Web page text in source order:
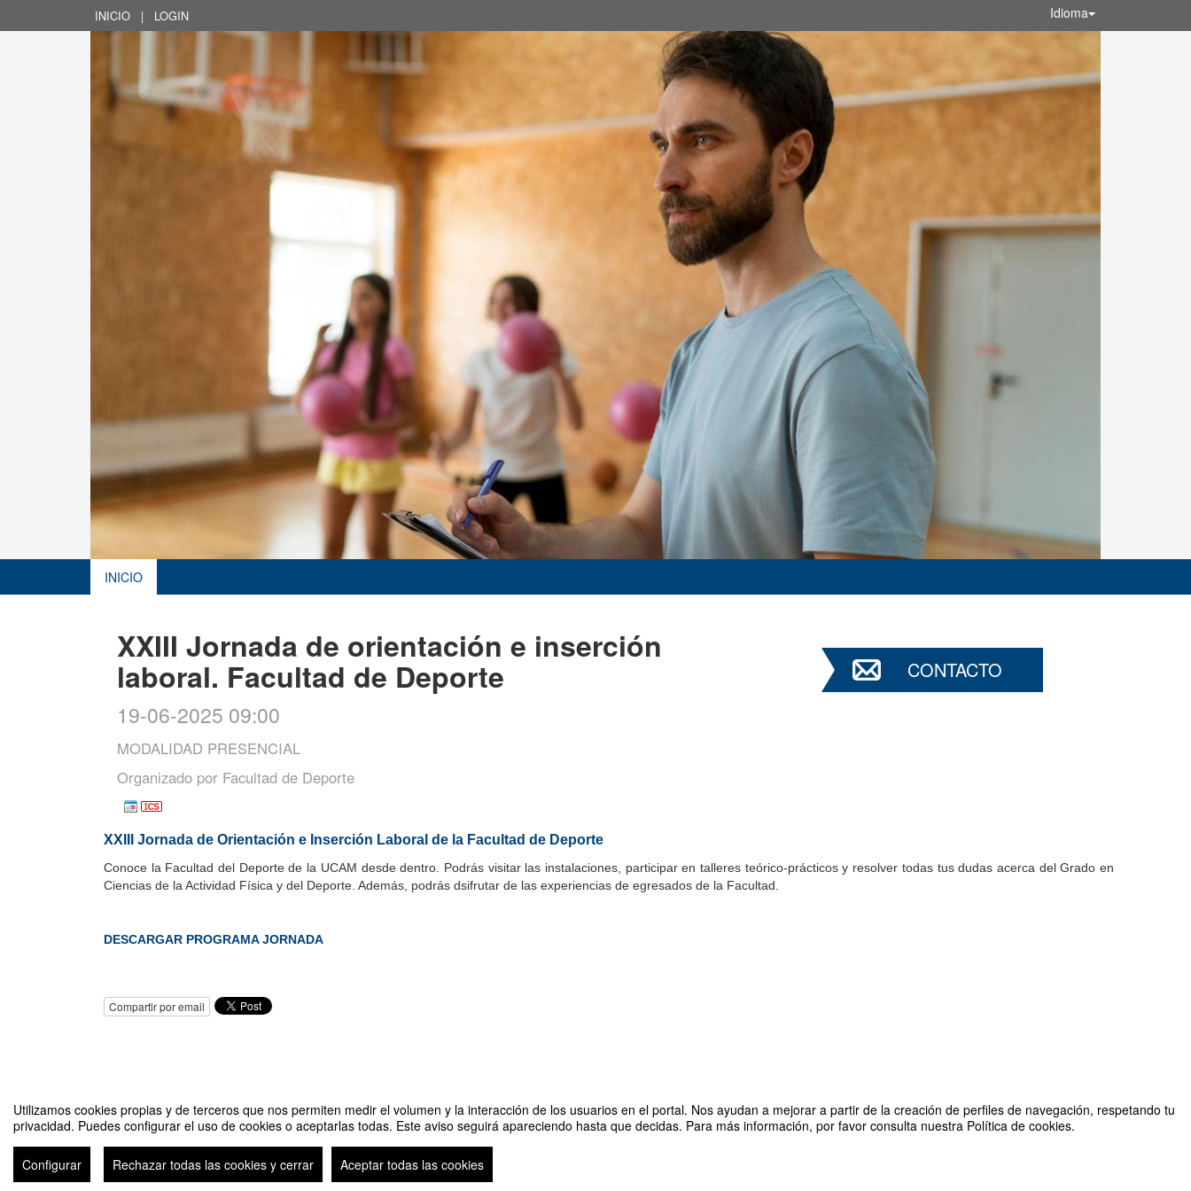
Utilizamos cookies propias y de terceros que nos permiten medir el volumen y la interacción de los usuarios en el portal. Nos ayudan a mejorar a partir de la creación de perfiles de navegación, respetando tu
privacidad. Puedes configurar el uso de cookies o aceptarlas todas. Este aviso seguirá apareciendo hasta que decidas. Para más información, por favor consulta nuestra Política de cookies.
Configurar Rechazar todas las cookies y cerrar Aceptar todas las cookies
INICIO | LOGIN Idioma
INICIO
XXIII Jornada de orientación e inserción
laboral. Facultad de Deporte
19-06-2025 09:00
MODALIDAD PRESENCIAL
Organizado por Facultad de Deporte
CONTACTO
XXIII Jornada de Orientación e Inserción Laboral de la Facultad de Deporte
Conoce la Facultad del Deporte de la UCAM desde dentro. Podrás visitar las instalaciones, participar en talleres teórico-prácticos y resolver todas tus dudas acerca del Grado en
Ciencias de la Actividad Física y del Deporte. Además, podrás dsifrutar de las experiencias de egresados de la Facultad.
DESCARGAR PROGRAMA JORNADA
Compartir por email
XXIII Jornada de orientación e inserción laboral. Facultad de Deporte Organizado por Facultad de Deporte
Aviso legal|Contacto